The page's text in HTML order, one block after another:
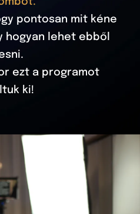
pontosan mit kéne
hogyan lehet ebből
ezt a programot
ki!